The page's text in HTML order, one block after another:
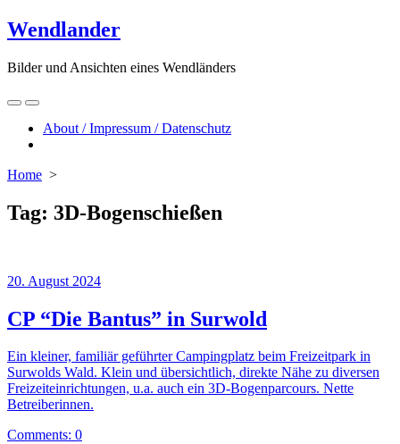
Skip
to
Wendlander
Bilder und Ansichten eines Wendländers
Search
Toggle
Menu
About / Impressum / Datenschutz
Home >
Tag: 3D-Bogenschießen
20. August 2024
CP “Die Bantus” in Surwold
Ein kleiner, familiär geführter Campingplatz beim Freizeitpark in
Surwolds Wald. Klein und übersichtlich, direkte Nähe zu diversen
Freizeiteinrichtungen, u.a. auch ein 3D-Bogenparcours. Nette
Betreiberinnen.
Comments: 0